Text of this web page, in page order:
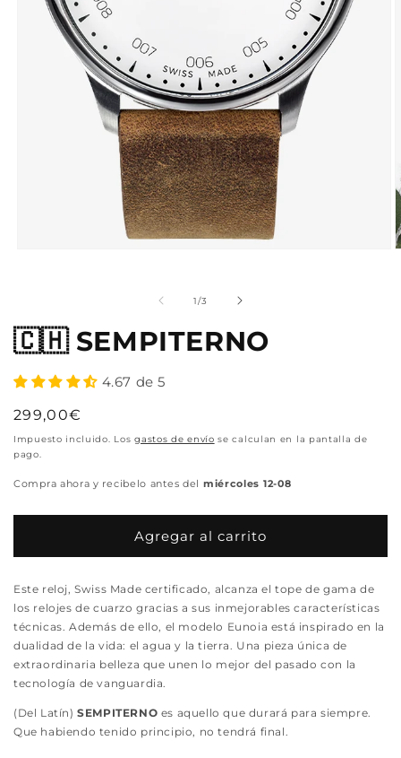
1/de
3
🇨🇭 SEMPITERNO
4.67 de 5
Precio
habitual
299,00€
Impuesto incluido. Losgastos de envío se calculan en la pantalla de
pago.
Compra ahora y recibelo antes del miércoles 12-08
Agregar al carrito
Este reloj, Swiss Made certificado, alcanza el tope de gama de
los relojes de cuarzo gracias a sus inmejorables características
técnicas. Además de ello, el modelo Eunoia está inspirado en la
dualidad de la vida: el agua y la tierra. Una pieza única de
extraordinaria belleza que unen lo mejor del pasado con la
tecnología de vanguardia.
(Del Latín)SEMPITERNO es aquello que durará para siempre.
Que habiendo tenido principio, no tendrá final.